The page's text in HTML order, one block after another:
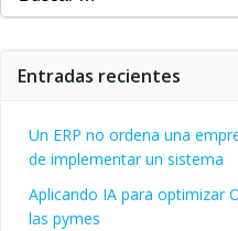
Entradas recientes
Un ERP no ordena una
de implementar un sistema
Aplicando IA para optimizar
las pymes